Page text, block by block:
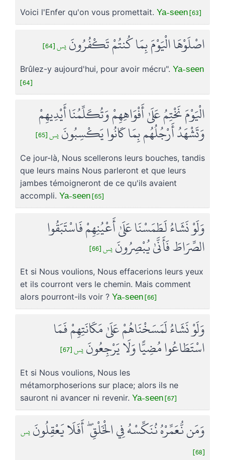
Voici l'Enfer qu'on vous promettait. Ya-seen [63]
اصْلَوْهَا الْيَوْمَ بِمَا كُنتُمْ تَكْفُرُونَ يس [64]
Brûlez-y aujourd'hui, pour avoir mécru". Ya-seen
[64]
الْيَوْمَ نَخْتِمُ عَلَىٰ أَفْوَاهِهِمْ وَتُكَلِّمُنَا أَيْدِيهِمْ
وَتَشْهَدُ أَرْجُلُهُم بِمَا كَانُوا يَكْسِبُونَ يس [65]
Ce jour-là, Nous scellerons leurs bouches, tandis
que leurs mains Nous parleront et que leurs
jambes témoigneront de ce qu'ils avaient
accompli. Ya-seen [65]
وَلَوْ نَشَاءُ لَطَمَسْنَا عَلَىٰ أَعْيُنِهِمْ فَاسْتَبَقُوا
الصِّرَاطَ فَأَنَّىٰ يُبْصِرُونَ يس [66]
Et si Nous voulions, Nous effacerions leurs yeux
et ils courront vers le chemin. Mais comment
alors pourront-ils voir ? Ya-seen [66]
وَلَوْ نَشَاءُ لَمَسَخْنَاهُمْ عَلَىٰ مَكَانَتِهِمْ فَمَا
اسْتَطَاعُوا مُضِيًّا وَلَا يَرْجِعُونَ يس [67]
Et si Nous voulions, Nous les
métamorphoserions sur place; alors ils ne
sauront ni avancer ni revenir. Ya-seen [67]
وَمَن نُّعَمِّرْهُ نُنَكِّسْهُ فِي الْخَلْقِ ۖ أَفَلَا يَعْقِلُونَ يس
[68]